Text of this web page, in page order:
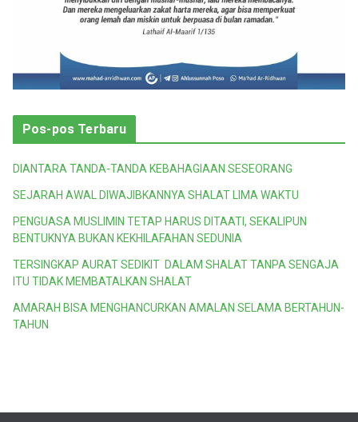
Pos-pos Terbaru
DIANTARA TANDA-TANDA KEBAHAGIAAN SESEORANG
SEJARAH AWAL DIWAJIBKANNYA SHALAT LIMA WAKTU
PENGUASA MUSLIMIN TETAP HARUS DITAATI, SEKALIPUN
BENTUKNYA BUKAN KEKHILAFAHAN SEDUNIA
TERSINGKAP AURAT SEDIKIT DALAM SHALAT TANPA SENGAJA
ITU TIDAK MEMBATALKAN SHALAT
AMARAH BISA MENGHANCURKAN AMALAN SELAMA BERTAHUN-
TAHUN